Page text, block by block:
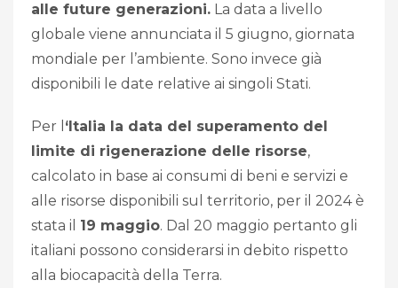
alle future generazioni. La data a livello
globale viene annunciata il 5 giugno, giornata
mondiale per l’ambiente. Sono invece già
disponibili le date relative ai singoli Stati.
Per l ‘Italia la data del superamento del
limite di rigenerazione delle risorse,
calcolato in base ai consumi di beni e servizi e
alle risorse disponibili sul territorio, per il 2024 è
stata il 19 maggio. Dal 20 maggio pertanto gli
italiani possono considerarsi in debito rispetto
alla biocapacità della Terra.